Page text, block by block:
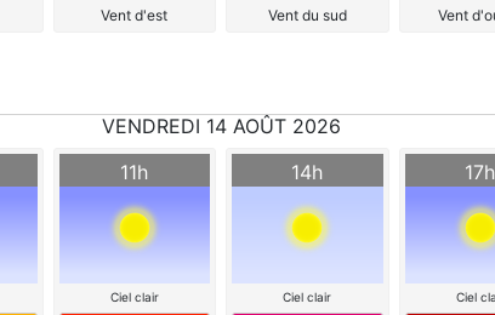
Vent d'est Vent du sud Vent
VENDREDI 14 AOÛT 2026
11h
Ciel clair
14h
Ciel clair
17h
Ciel